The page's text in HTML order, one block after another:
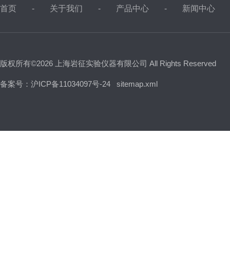
首页 关于我们 产品中心 新闻中心
版权所有©2026 上海岩征实验仪器有限公司 All Rights Reserved
备案号：沪ICP备11034097号-24 sitemap.xml